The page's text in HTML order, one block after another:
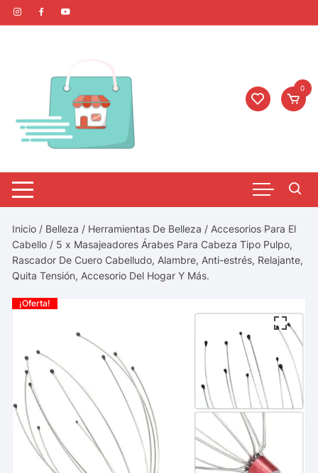
0
Inicio / Belleza / Herramientas De Belleza / Accesorios Para El
Cabello / 5 x Masajeadores Árabes Para Cabeza Tipo Pulpo,
Rascador De Cuero Cabelludo, Alambre, Anti-estrés, Relajante,
Quita Tensión, Accesorio Del Hogar Y Más.
¡Oferta!